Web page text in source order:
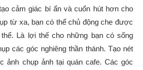
cảm giác bí ẩn và cuốn hút hơn cho
từ xa, bạn có thể chủ động che được
Là lợi thế cho những bạn có sống
các góc nghiêng thần thánh. Tạo nét
ảnh chụp ảnh tại quán cafe. Các góc